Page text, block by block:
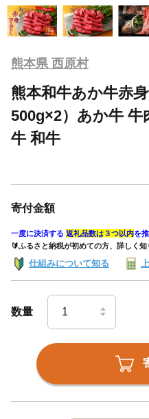
熊本県 西原村
熊本和牛あか牛赤
500g×2）あか牛 牛
牛 和牛
寄付金額
一度に決済する 返礼品数は３つ以内を
🔰ふるさと納税が初めての方、詳しく
仕組みについて知る
数量